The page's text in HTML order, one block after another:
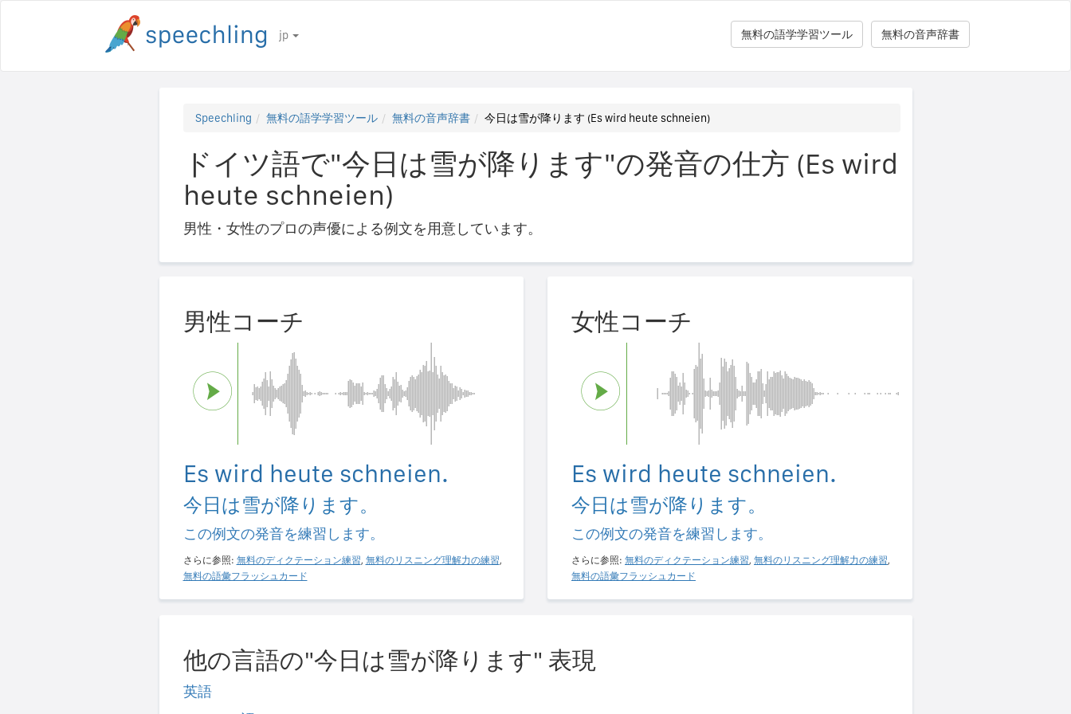
jp 無料の音声辞書
無料の語学学習ツール
Speechling 無料の語学学習ツール 無料の音声辞書 今日は雪が降ります (Es wird heute schneien)
ドイツ語で"今日は雪が降ります"の発音の仕方 (Es wird
heute schneien)
男性・女性のプロの声優による例文を用意しています。
男性コーチ
Es wird heute schneien.
今日は雪が降ります。
この例文の発音を練習します。
さらに参照: 無料のディクテーション練習, 無料のリスニング理解力の練習,
無料の語彙フラッシュカード
女性コーチ
Es wird heute schneien.
今日は雪が降ります。
この例文の発音を練習します。
さらに参照: 無料のディクテーション練習, 無料のリスニング理解力の練習,
無料の語彙フラッシュカード
他の言語の"今日は雪が降ります" 表現
英語